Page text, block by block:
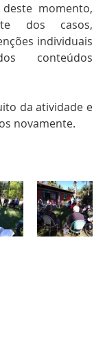
momento,
dos casos,
individuais
conteúdos
da atividade e
novamente.